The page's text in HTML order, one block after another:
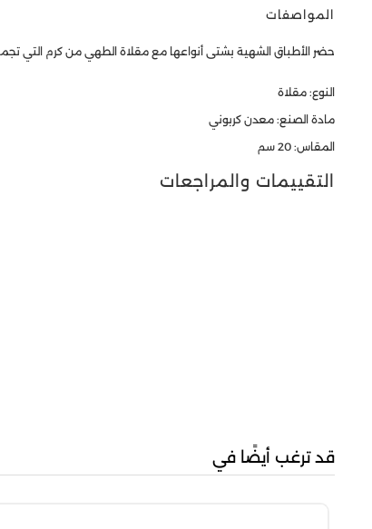
المواصفات
حضر الأطباق الشهية بشتى أنواعها مع مقلاة الطهي من كرم التي
النوع: مقلاة
مادة الصنع: معدن كربوني
المقاس: 20 سم
التقييمات والمراجعات
قد ترغب أيضًا في